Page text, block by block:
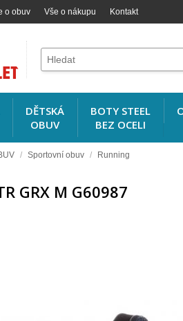
o obuv Vše o nákupu Kontakt
DĚTSKÁ
OBUV
BOTY STEEL
BEZ OCELI
/ Sportovní obuv / Running
GRX M G60987